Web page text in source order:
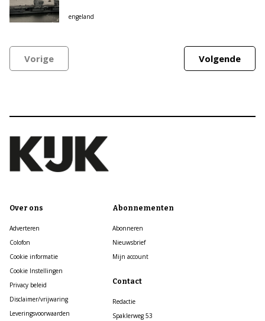
engeland
Vorige Volgende
Over ons
Adverteren
Colofon
Cookie informatie
Cookie Instellingen
Privacy beleid
Disclaimer/vrijwaring
Leveringsvoorwaarden
Abonnementen
Abonneren
Nieuwsbrief
Mijn account
Contact
Redactie
Spaklerweg 53